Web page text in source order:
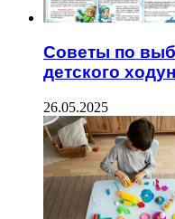
Советы по
детского
26.05.2025